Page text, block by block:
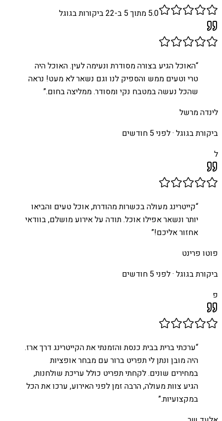
5.0 מתוך 5 ב- 22ביקורות בגוגל
“האוכל הגיע בצורה מסודרת ונעימה לעין. האוכל היה
טרי וטעים ממש והספיק לנו וגם נשאר לא מעט! נראה
שהכל נעשה במטבח נקי ומסודר. ממליצה בחום.”
לינדה מרשל
ביקורת בגוגל ·לפני 5 חודשים
ל
“קייטרינג מעולה בכשרות מהודרת, אוכל טעים והביאו
יותר ונשאר אפילו אוכל. תודה על אירוע מושלם, בוודאי
אחזור אליכם!”
פוטו פרינט
ביקורת בגוגל ·לפני 5 חודשים
פ
“ערכתי ברית בבית כנסת והזמנתי את הקייטרינג דרך ארז.
היה מובן ונתן לי תפריט ברור עם מבחר אופציות
במחירים שונים. לקחתי תפריט כולל עריכת שולחנות,
הגיע צוות מעולה, הרבה זמן לפני האירוע, ערכו את הכל
במקצועיות.”